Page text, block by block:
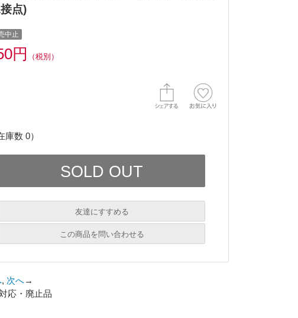
点)
中止
円 （税別）
庫数 0）
友達にすすめる
必須
この商品を問い合わせる
, 次へ→
応・廃止品